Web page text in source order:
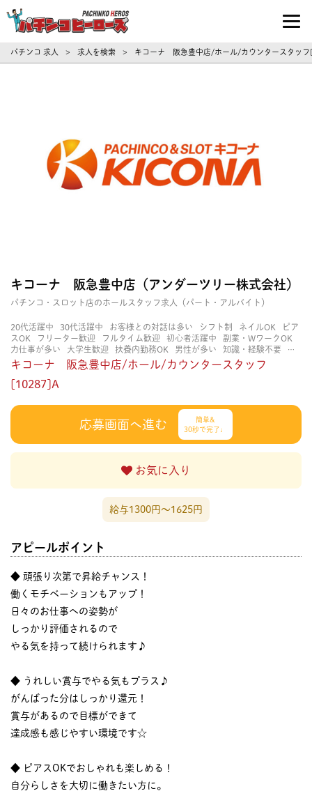
パチンコ求人・転職ならパチンコヒーロ
パチンコ 求人 > 求人を検索 > キコーナ 阪急豊中店/ホール/カウンタースタッ
キコーナ 阪急豊中店（アンダーツリー株式会社）
パチンコ・スロット店のホールスタッフ求人（パート・アルバイト）
20代活躍中 30代活躍中 お客様との対話は多い シフト制 ネイルOK
ピア
スOK
フリーター歓迎 フルタイム歓迎 初心者活躍中
副業・WワークOK
力仕事が多い
大学生歓迎 扶養内勤務OK 男性が多い 知識・経験不要
研
修あり
立ち仕事 自分の都合に合わせやすい 茶髪OK 賑やかな職場
働ける
長期歓迎 髪型自由 髪色自由
キコーナ 阪急豊中店/ホール/カウンタースタッフ
[10287]A
応募画面へ進む
簡単&
30秒で完了♩
お気に入り
給与1300円〜1625円
アピールポイント
◆ 頑張り次第で昇給チャンス！
働くモチベーションもアップ！
日々のお仕事への姿勢が
しっかり評価されるので
やる気を持って続けられます♪
◆ うれしい賞与でやる気もプラス♪
がんばった分はしっかり還元！
賞与があるので目標ができて
達成感も感じやすい環境です☆
◆ ピアスOKでおしゃれも楽しめる！
自分らしさを大切に働きたい方に。